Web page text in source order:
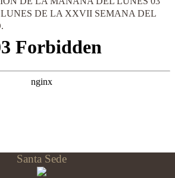
LUNES DE LA XXVII SEMANA DEL
Santa Sede